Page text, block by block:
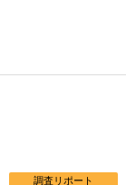
調査リポート